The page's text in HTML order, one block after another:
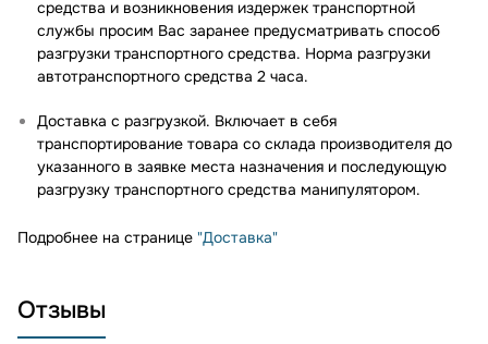
средства и возникновения издержек транспортной
службы просим Вас заранее предусматривать способ
разгрузки транспортного средства. Норма разгрузки
автотранспортного средства 2 часа.
Доставка с разгрузкой. Включает в себя
транспортирование товара со склада производителя до
указанного в заявке места назначения и последующую
разгрузку транспортного средства манипулятором.
Подробнее на странице "Доставка"
Отзывы